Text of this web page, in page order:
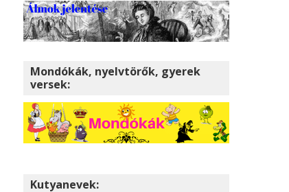
Mondókák, nyelvtörők, gyerek
versek:
Kutyanevek: